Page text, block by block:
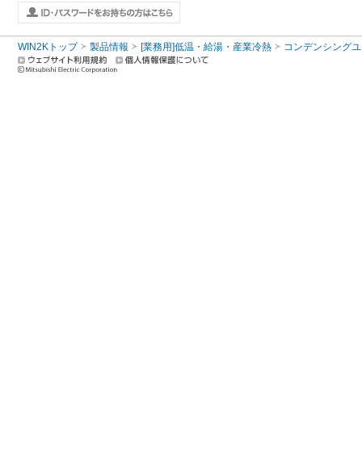
WIN2Kトップ 製品情報 [業務用]低温・給湯・産業冷熱 コンデンシング